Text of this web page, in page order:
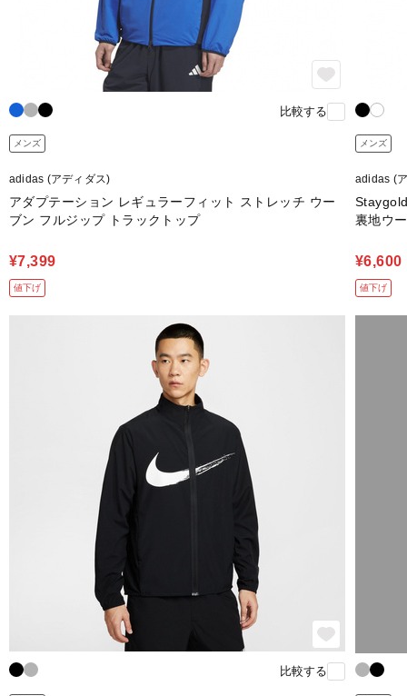
比較する
メンズ
adidas (アディダス)
アダプテーション レギュラーフィット ストレッチ ウー
ブン フルジップ トラックトップ
¥7,399
値下げ
メンズ
adidas (
裏地ウ
¥6,600
値下げ
比較する